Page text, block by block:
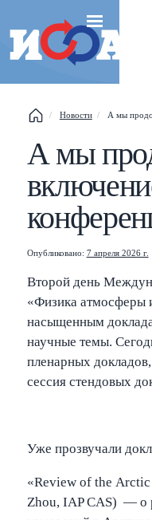
Новости А мы
А мы
Опубликовано: 7 апреля 2026 г.
Второй день
«Физика атмосферы
насыщенным
научные темы.
пленарных
сессия стендовых
Уже прозвучали
«Review of the
Zhou, IAP CAS) — о
This help popup
Search popup
Navigate posts